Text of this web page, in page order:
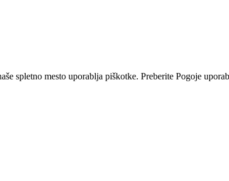
spletno mesto uporablja piškotke. Preberite Pogoje